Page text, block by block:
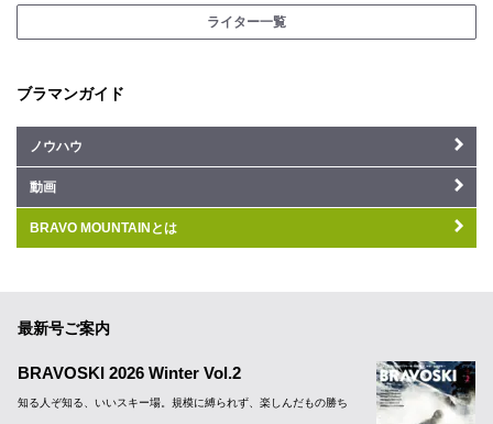
ライター一覧
ブラマンガイド
ノウハウ
動画
BRAVO MOUNTAINとは
最新号ご案内
BRAVOSKI 2026 Winter Vol.2
知る人ぞ知る、いいスキー場。規模に縛られず、楽しんだもの勝ち